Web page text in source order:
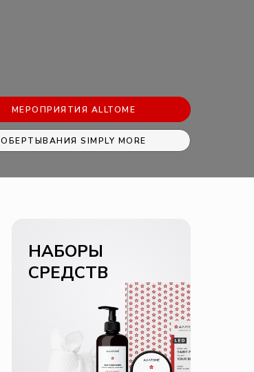
МЕРОПРИЯТИЯ ALLTOME
ОБЕРТЫВАНИЯ SIMPLY MORE
НАБОРЫ
СРЕДСТВ